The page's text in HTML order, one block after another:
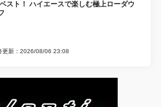
スト！ ハイエースで楽しむ極上ローダウ
更新：2026/08/06 23:08